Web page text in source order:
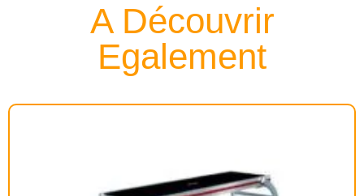
A Découvrir
Egalement